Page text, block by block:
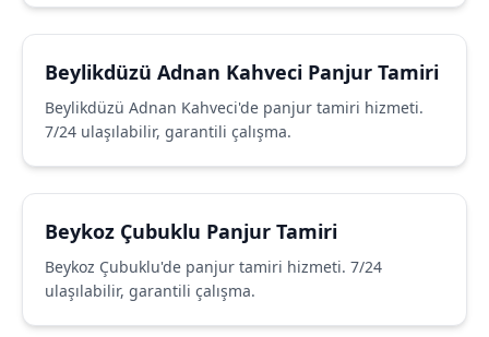
Beylikdüzü Adnan Kahveci Panjur Tamiri
Beylikdüzü Adnan Kahveci'de panjur tamiri hizmeti.
7/24 ulaşılabilir, garantili çalışma.
Beykoz Çubuklu Panjur Tamiri
Beykoz Çubuklu'de panjur tamiri hizmeti. 7/24
ulaşılabilir, garantili çalışma.